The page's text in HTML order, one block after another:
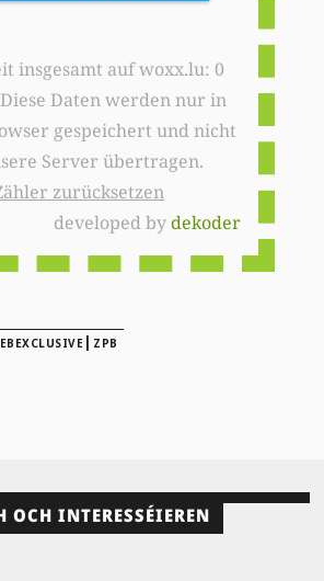
insgesamt auf woxx.lu: 0
Daten werden nur in
gespeichert und nicht
Server übertragen.
zurücksetzen
developed bydekoder
| ZPB
OCH INTERESSÉIEREN